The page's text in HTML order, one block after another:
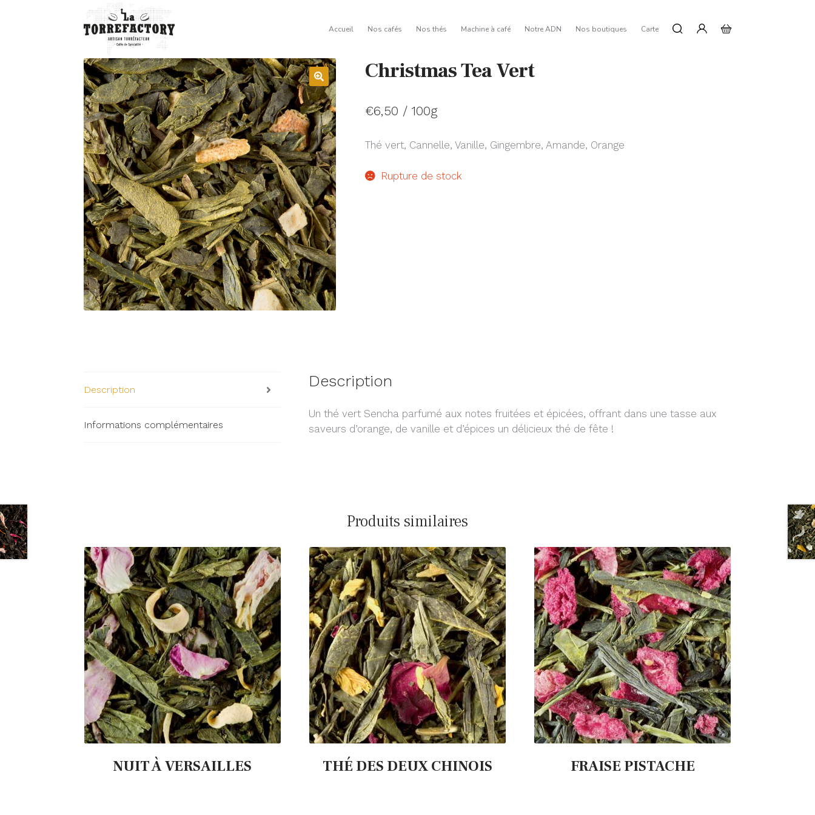
Accueil Nos cafés Nos thés Machine à café Notre ADN Nos boutiques Carte
Christmas Tea Vert
€6,50 / 100g
Thé vert, Cannelle, Vanille, Gingembre, Amande, Orange
Rupture de stock
Description
Informations complémentaires
Description
Un thé vert Sencha parfumé aux notes fruitées et épicées, offrant dans une tasse aux
saveurs d’orange, de vanille et d’épices un délicieux thé de fête !
Produits similaires
NUIT À VERSAILLES THÉ DES DEUX CHINOIS FRAISE PISTACHE